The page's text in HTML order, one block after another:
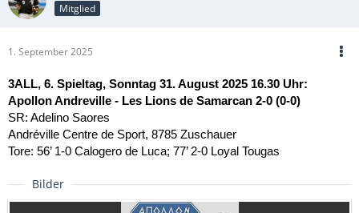
Mitglied
1. September 2025
3ALL, 6. Spieltag, Sonntag 31. August 2025 16.30 Uhr:
Apollon Andreville - Les Lions de Samarcan 2-0 (0-0)
SR: Adelino Saores
Andréville Centre de Sport, 8785 Zuschauer
Tore: 56’ 1-0 Calogero de Luca; 77’ 2-0 Loyal Tougas
Bilder